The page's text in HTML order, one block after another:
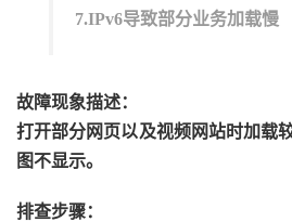
7.IPv6导致部分业务加载慢
故障现象描述：
打开部分网页以及视频网站时加载
图不显示。
排查步骤：